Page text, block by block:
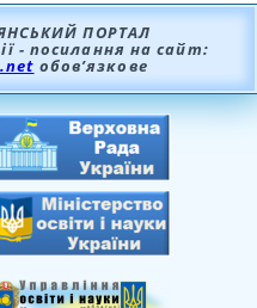
ПОРТАЛ
- посилання на сайт:
обов’язкове